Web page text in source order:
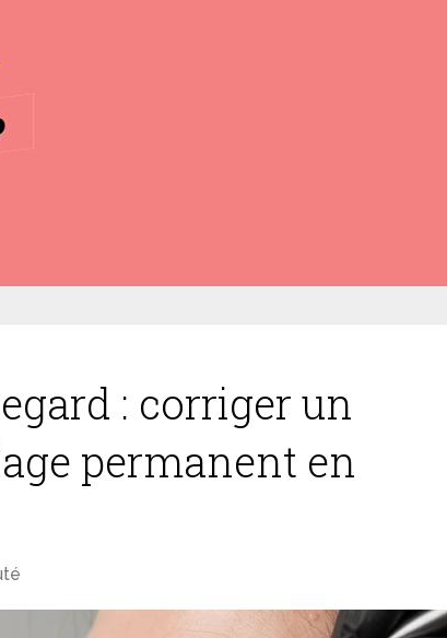
: corriger un
permanent en